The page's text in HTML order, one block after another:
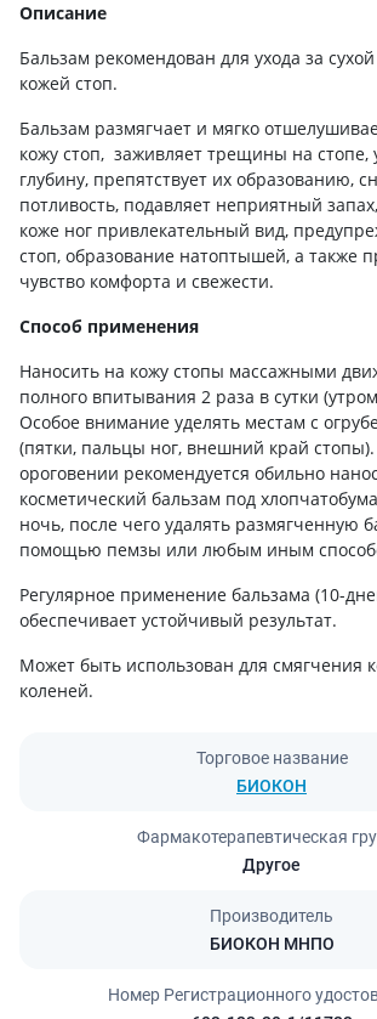
Описание
Бальзам рекомендован для ухода за
кожей стоп.
Бальзам размягчает и мягко
кожу стоп, заживляет трещины на стопе,
глубину, препятствует их образованию,
потливость, подавляет неприятный
коже ног привлекательный вид,
стоп, образование натоптышей, а также
чувство комфорта и свежести.
Способ применения
Наносить на кожу стопы массажными
полного впитывания 2 раза в сутки
Особое внимание уделять местам с
(пятки, пальцы ног, внешний край
ороговении рекомендуется обильно
косметический бальзам под
ночь, после чего удалять размягченную
помощью пемзы или любым иным
Регулярное применение бальзама (10-
обеспечивает устойчивый результат.
Может быть использован для смягчения
коленей.
Торговое название
БИОКОН
Фармакотерапевтическая
Другое
Производитель
БИОКОН МНПО
Номер Регистрационного